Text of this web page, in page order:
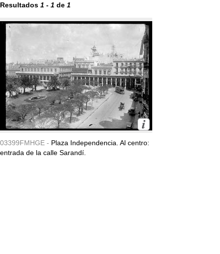
Resultados 1 - 1 de 1
03399FMHGE - Plaza Independencia. Al centro:
entrada de la calle Sarandí.